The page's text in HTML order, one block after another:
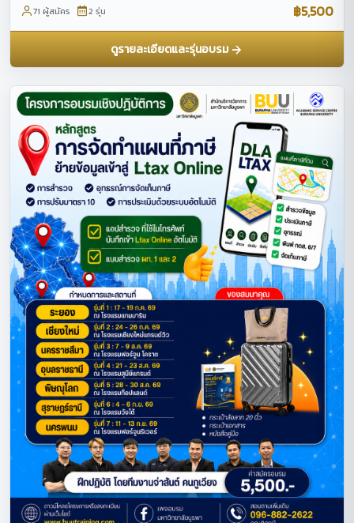
71 ผู้สมัคร 2 รุ่น ฿5,500
ดูรายละเอียดและรุ่นอบรม